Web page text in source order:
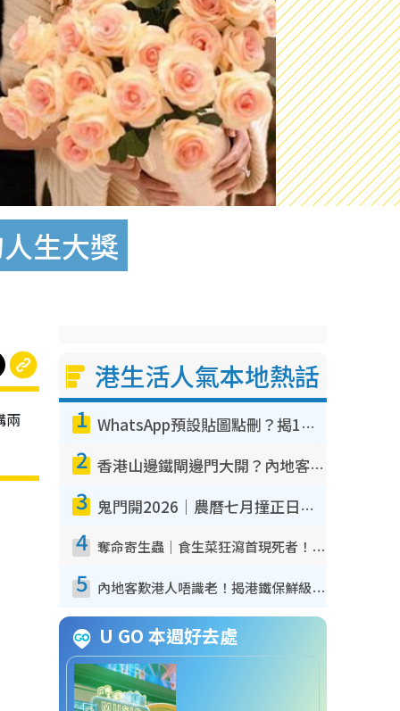
生大獎
兩
港生活人氣本地熱話
1 WhatsApp預設貼圖點刪？揭1招「反向操作」還原簡潔介面 附3步實測教學
2 香港山邊鐵閘邊門大開？內地客困惑意義何在！網民神回覆：呢種叫法理性防禦
3 鬼門開2026｜農曆七月撞正日全食特別邪？專家警告切忌做一事！揭4大禁忌+2招保平安
4 奪命寄生蟲｜食生菜狂瀉首現死者！疫潮惡化錄1.8萬宗病例 揭洗菜3大謬誤
5 內地客歎港人唔識老！揭港鐵保鮮級冷氣 港人求放過：咪投訴
U GO 本週好去處